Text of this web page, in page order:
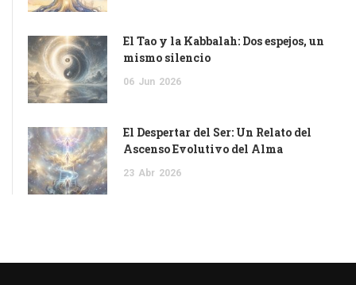
El Tao y la Kabbalah: Dos espejos, un
mismo silencio
06 Jun 2026
El Despertar del Ser: Un Relato del
Ascenso Evolutivo del Alma
23 Abr 2026